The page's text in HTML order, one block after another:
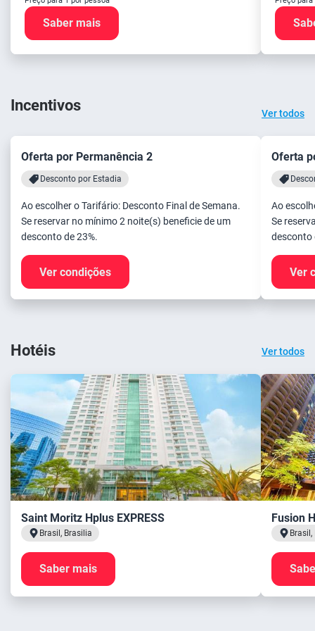
Saber mais
Incentivos Ver todos
Oferta por Permanência 2
Desconto por Estadia
Ao escolher o Tarifário: Desconto Final de Semana.
Se reservar no mínimo 2 noite(s) beneficie de um
desconto de 23%.
Ver condições
Oferta
Ao
Se
desconto
Ver
Hotéis Ver todos
Saint Moritz Hplus EXPRESS
Brasil, Brasilia
Saber mais
Fusion